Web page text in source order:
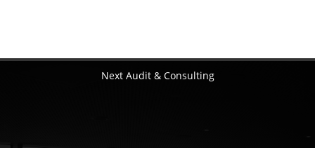
Next Audit & Consulting